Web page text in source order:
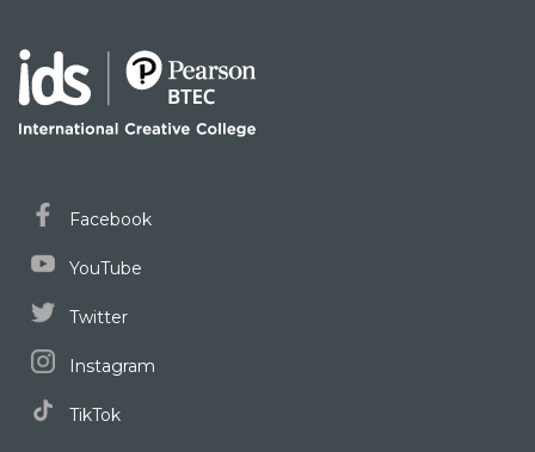
Facebook
YouTube
Twitter
Instagram
TikTok